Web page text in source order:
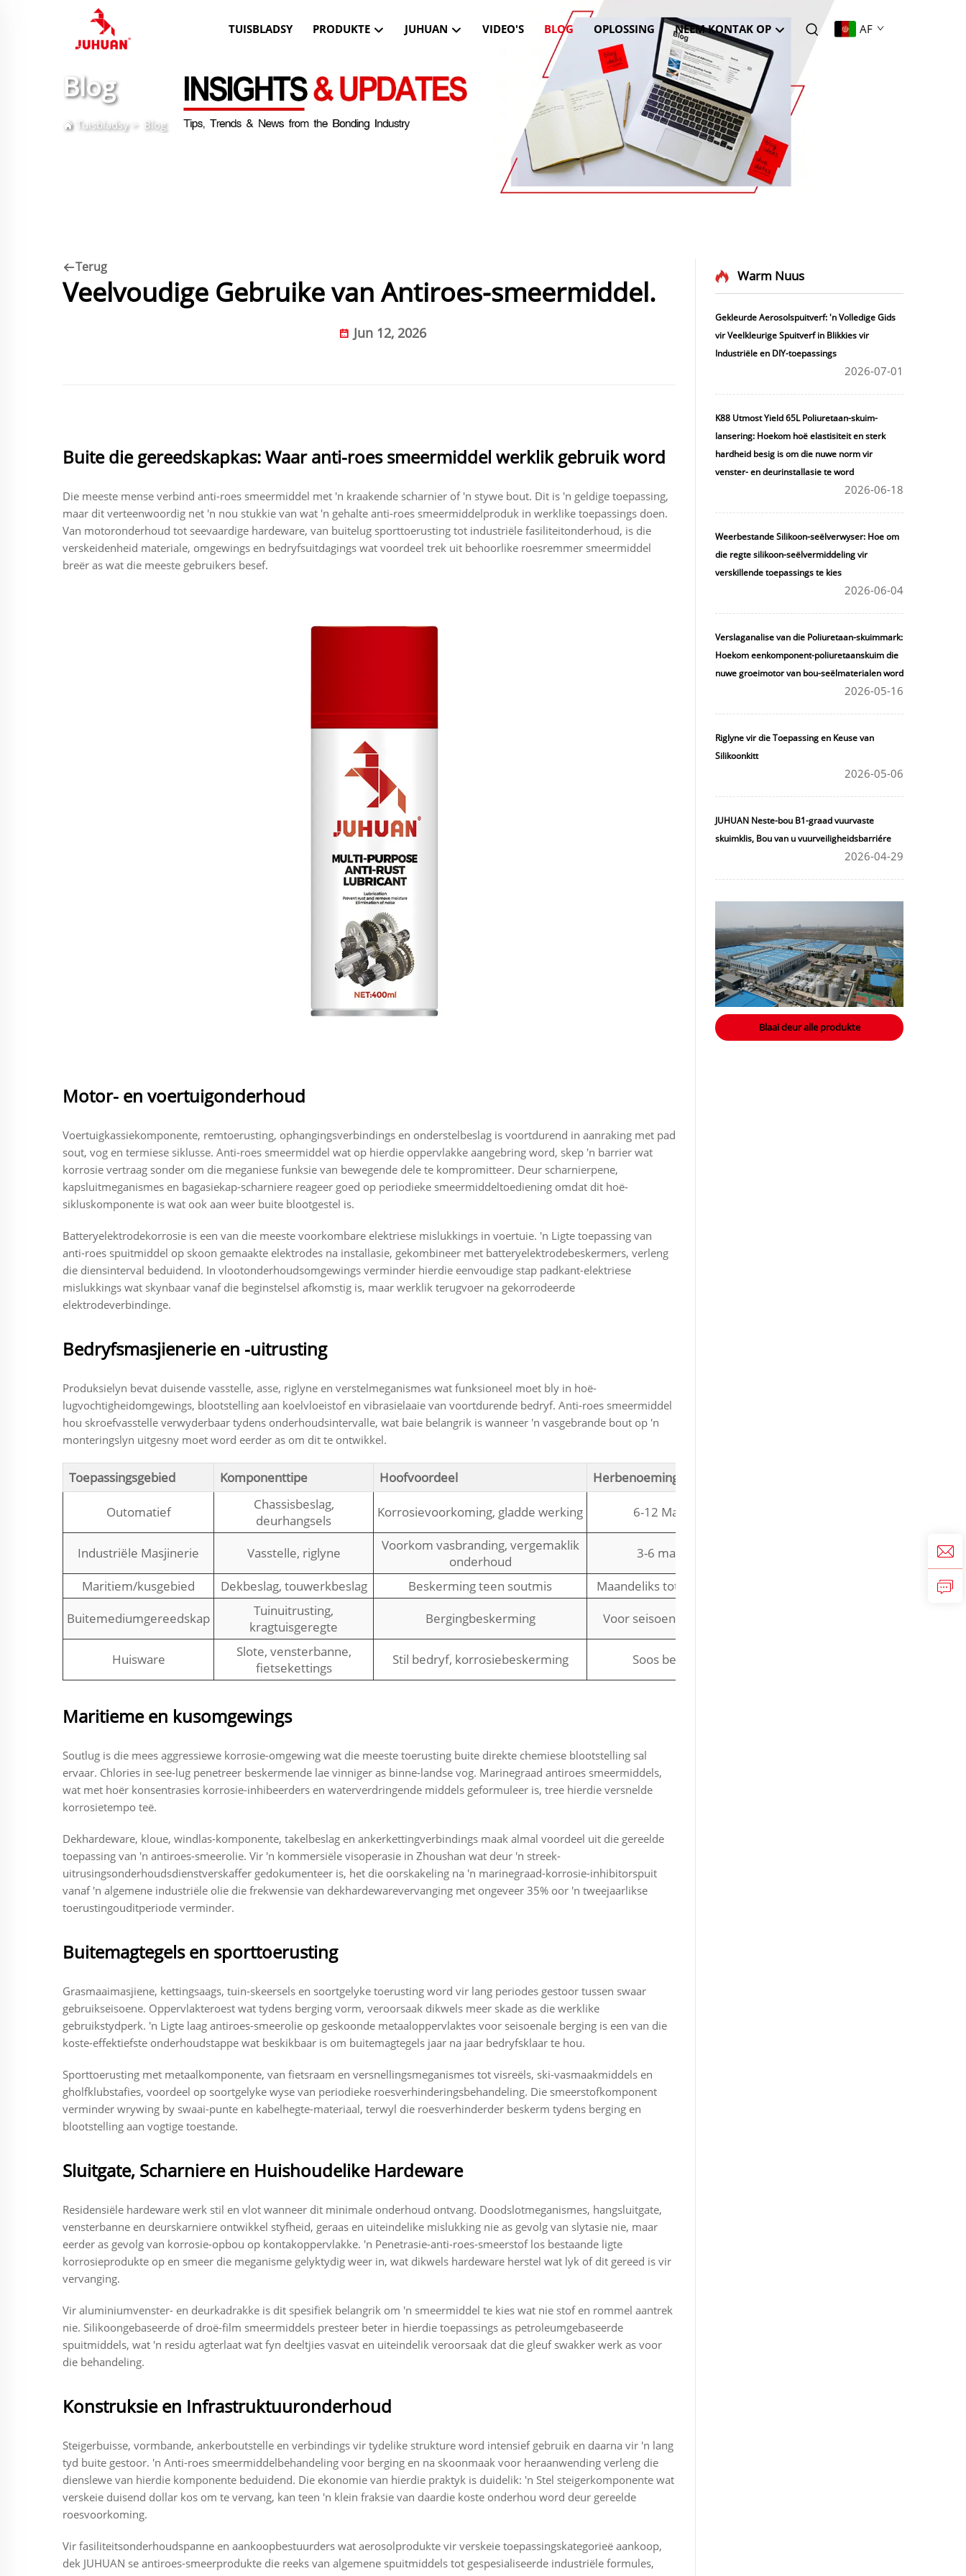
TUISBLADSY PRODUKTE JUHUAN VIDEO'S BLOG OPLOSSING NEEM KONTAK OP AF
Blog
Tuisbladsy> Blog
Terug
Veelvoudige Gebruike van Antiroes-smeermiddel.
Jun 12, 2026
Buite die gereedskapkas: Waar anti-roes smeermiddel werklik gebruik word
Die meeste mense verbind anti-roes smeermiddel met 'n kraakende scharnier of 'n stywe bout. Dit is 'n geldige toepassing,
maar dit verteenwoordig net 'n nou stukkie van wat 'n gehalte anti-roes smeermiddelproduk in werklike toepassings doen.
Van motoronderhoud tot seevaardige hardeware, van buitelug sporttoerusting tot industriële fasiliteitonderhoud, is die
verskeidenheid materiale, omgewings en bedryfsuitdagings wat voordeel trek uit behoorlike roesremmer smeermiddel
breër as wat die meeste gebruikers besef.
Motor- en voertuigonderhoud
Voertuigkassiekomponente, remtoerusting, ophangingsverbindings en onderstelbeslag is voortdurend in aanraking met pad
sout, vog en termiese siklusse. Anti-roes smeermiddel wat op hierdie oppervlakke aangebring word, skep 'n barrier wat
korrosie vertraag sonder om die meganiese funksie van bewegende dele te kompromitteer. Deur scharnierpene,
kapsluitmeganismes en bagasiekap-scharniere reageer goed op periodieke smeermiddeltoediening omdat dit hoë-
sikluskomponente is wat ook aan weer buite blootgestel is.
Batteryelektrodekorrosie is een van die meeste voorkombare elektriese mislukkings in voertuie. 'n Ligte toepassing van
anti-roes spuitmiddel op skoon gemaakte elektrodes na installasie, gekombineer met batteryelektrodebeskermers, verleng
die diensinterval beduidend. In vlootonderhoudsomgewings verminder hierdie eenvoudige stap padkant-elektriese
mislukkings wat skynbaar vanaf die beginstelsel afkomstig is, maar werklik terugvoer na gekorrodeerde
elektrodeverbindinge.
Bedryfsmasjienerie en -uitrusting
Produksielyn bevat duisende vasstelle, asse, riglyne en verstelmeganismes wat funksioneel moet bly in hoë-
lugvochtigheidomgewings, blootstelling aan koelvloeistof en vibrasielaaie van voortdurende bedryf. Anti-roes smeermiddel
hou skroefvasstelle verwyderbaar tydens onderhoudsintervalle, wat baie belangrik is wanneer 'n vasgebrande bout op 'n
monteringslyn uitgesny moet word eerder as om dit te ontwikkel.
Toepassingsgebied Komponenttipe Hoofvoordeel Herbenoemingsfrekwensie
Outomatief
Chassisbeslag,
deurhangsels
Korrosievoorkoming, gladde werking 6-12 Maande
Industriële Masjinerie Vasstelle, riglyne
Voorkom vasbranding, vergemaklik
onderhoud
3-6 maande
Maritiem/kusgebied
Dekbeslag, touwerkbeslag Beskerming teen soutmis
Maandeliks tot kwartaaliks
Buitemediumgereedskap
Tuinuitrusting,
kragtuisgeregte
Bergingbeskerming Voor seisoenale berging
Huisware
Slote, vensterbanne,
fietsekettings
Stil bedryf, korrosiebeskerming Soos benodig
Maritieme en kusomgewings
Soutlug is die mees aggressiewe korrosie-omgewing wat die meeste toerusting buite direkte chemiese blootstelling sal
ervaar. Chlories in see-lug penetreer beskermende lae vinniger as binne-landse vog. Marinegraad antiroes smeermiddels,
wat met hoër konsentrasies korrosie-inhibeerders en waterverdringende middels geformuleer is, tree hierdie versnelde
korrosietempo teë.
Dekhardeware, kloue, windlas-komponente, takelbeslag en ankerkettingverbindings maak almal voordeel uit die gereelde
toepassing van 'n antiroes-smeerolie. Vir 'n kommersiële visoperasie in Zhoushan wat deur 'n streek-
uitrusingsonderhoudsdienstverskaffer gedokumenteer is, het die oorskakeling na 'n marinegraad-korrosie-inhibitorspuit
vanaf 'n algemene industriële olie die frekwensie van dekhardewarevervanging met ongeveer 35% oor 'n tweejaarlikse
toerustingouditperiode verminder.
Buitemagtegels en sporttoerusting
Grasmaaimasjiene, kettingsaags, tuin-skeersels en soortgelyke toerusting word vir lang periodes gestoor tussen swaar
gebruikseisoene. Oppervlakteroest wat tydens berging vorm, veroorsaak dikwels meer skade as die werklike
gebruikstydperk. 'n Ligte laag antiroes-smeerolie op geskoonde metaaloppervlaktes voor seisoenale berging is een van die
koste-effektiefste onderhoudstappe wat beskikbaar is om buitemagtegels jaar na jaar bedryfsklaar te hou.
Sporttoerusting met metaalkomponente, van fietsraam en versnellingsmeganismes tot visreëls, ski-vasmaakmiddels en
gholfklubstafies, voordeel op soortgelyke wyse van periodieke roesverhinderingsbehandeling. Die smeerstofkomponent
verminder wrywing by swaai-punte en kabelhegte-materiaal, terwyl die roesverhinderder beskerm tydens berging en
blootstelling aan vogtige toestande.
Sluitgate, Scharniere en Huishoudelike Hardeware
Residensiële hardeware werk stil en vlot wanneer dit minimale onderhoud ontvang. Doodslotmeganismes, hangsluitgate,
vensterbanne en deurskarniere ontwikkel styfheid, geraas en uiteindelike mislukking nie as gevolg van slytasie nie, maar
eerder as gevolg van korrosie-opbou op kontakoppervlakke. 'n Penetrasie-anti-roes-smeerstof los bestaande ligte
korrosieprodukte op en smeer die meganisme gelyktydig weer in, wat dikwels hardeware herstel wat lyk of dit gereed is vir
vervanging.
Vir aluminiumvenster- en deurkadrakke is dit spesifiek belangrik om 'n smeermiddel te kies wat nie stof en rommel aantrek
nie. Silikoongebaseerde of droë-film smeermiddels presteer beter in hierdie toepassings as petroleumgebaseerde
spuitmiddels, wat 'n residu agterlaat wat fyn deeltjies vasvat en uiteindelik veroorsaak dat die gleuf swakker werk as voor
die behandeling.
Konstruksie en Infrastruktuuronderhoud
Steigerbuisse, vormbande, ankerboutstelle en verbindings vir tydelike strukture word intensief gebruik en daarna vir 'n lang
tyd buite gestoor. 'n Anti-roes smeermiddelbehandeling voor berging en na skoonmaak voor heraanwending verleng die
dienslewe van hierdie komponente beduidend. Die ekonomie van hierdie praktyk is duidelik: 'n Stel steigerkomponente wat
verskeie duisend dollar kos om te vervang, kan teen 'n klein fraksie van daardie koste onderhou word deur gereelde
roesvoorkoming.
Vir fasiliteitsonderhoudspanne en aankoopbestuurders wat aerosolprodukte vir verskeie toepassingskategorieë aankoop,
dek JUHUAN se antiroes-smeerprodukte die reeks van algemene spuitmiddels tot gespesialiseerde industriële formules,
Warm Nuus
Gekleurde Aerosolspuitverf: 'n Volledige Gids
vir Veelkleurige Spuitverf in Blikkies vir
Industriële en DIY-toepassings
2026-07-01
K88 Utmost Yield 65L Poliuretaan-skuim-
lansering: Hoekom hoë elastisiteit en sterk
hardheid besig is om die nuwe norm vir
venster- en deurinstallasie te word
2026-06-18
Weerbestande Silikoon-seëlverwyser: Hoe om
die regte silikoon-seëlvermiddeling vir
verskillende toepassings te kies
2026-06-04
Verslaganalise van die Poliuretaan-skuimmark:
Hoekom eenkomponent-poliuretaanskuim die
nuwe groeimotor van bou-seëlmaterialen word
2026-05-16
Riglyne vir die Toepassing en Keuse van
Silikoonkitt
2026-05-06
JUHUAN Neste-bou B1-graad vuurvaste
skuimklis, Bou van u vuurveiligheidsbarriére
2026-04-29
Blaai deur alle produkte